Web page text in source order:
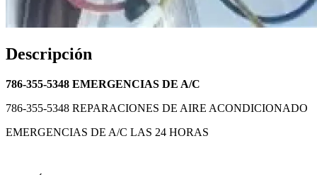
Descripción
786-355-5348 EMERGENCIAS DE A/C
786-355-5348 REPARACIONES DE AIRE ACONDICIONADO
EMERGENCIAS DE A/C LAS 24 HORAS